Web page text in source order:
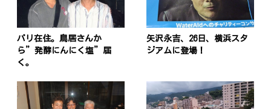
パリ在住。鳥居さんか
ら”発酵にんにく塩”届
く。
矢沢永吉、26日、横浜スタ
ジアムに登場！